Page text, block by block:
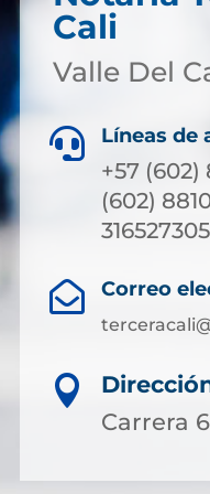
Cali
Valle Del
 Líneas de
+57 (602)
(602)
 Correo

Carrera